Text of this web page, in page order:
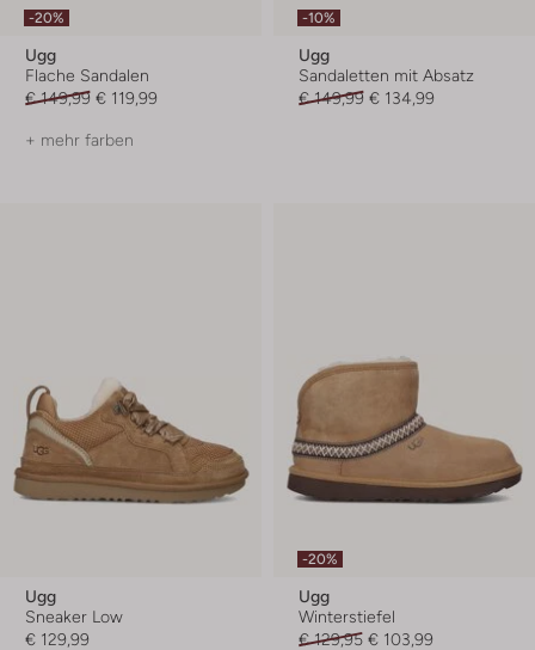
-20%
Ugg
Flache Sandalen
€ 149,99 € 119,99
+ mehr farben
-10%
Ugg
Sandaletten mit Absatz
€ 149,99 € 134,99
Ugg
Sneaker Low
€ 129,99
-20%
Ugg
Winterstiefel
€ 129,95 € 103,99